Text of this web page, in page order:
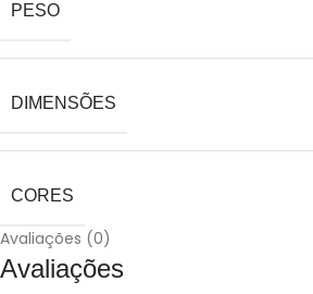
PESO
DIMENSÕES
CORES
Avaliações (0)
Avaliações